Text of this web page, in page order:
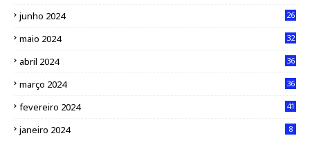
junho 2024 26
maio 2024 32
abril 2024 36
março 2024 36
fevereiro 2024 41
janeiro 2024 8